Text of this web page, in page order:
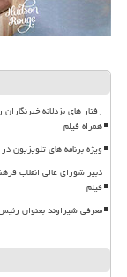
رفتار های بزدلانه
همراه فیلم
ویژه برنامه های تلویزیون در
دبیر شورای عالی انقلاب
فیلم
معرفی شیراوند بعنوان